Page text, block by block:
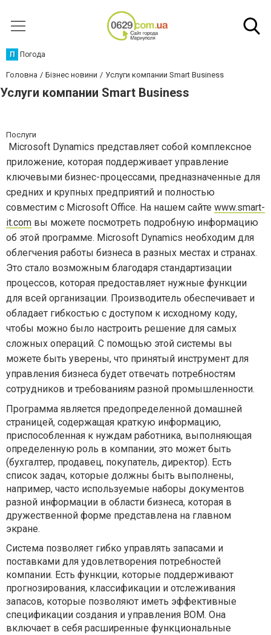
П Погода
Головна Бізнес новини Услуги компании Smart Business
Услуги компании Smart Business
Послуги
Microsoft Dynamics представляет собой комплексное
приложение, которая поддерживает управление
ключевыми бизнес-процессами, предназначенные для
средних и крупных предприятий и полностью
совместим с Microsoft Office. На нашем сайте www.smart-
it.com вы можете посмотреть подробную информацию
об этой программе. Microsoft Dynamics необходим для
облегчения работы бизнеса в разных местах и странах.
Это стало возможным благодаря стандартизации
процессов, которая предоставляет нужные функции
для всей организации. Производитель обеспечивает и
обладает гибкостью с доступом к исходному коду,
чтобы можно было настроить решение для самых
сложных операций. С помощью этой системы вы
можете быть уверены, что принятый инструмент для
управления бизнеса будет отвечать потребностям
сотрудников и требованиям разной промышленности.
Программа является предопределенной домашней
страницей, содержащая краткую информацию,
приспособленная к нуждам работника, выполняющая
определенную роль в компании, это может быть
(бухгалтер, продавец, покупатель, директор). Есть
список задач, которые должны быть выполнены,
например, часто используемые наборы документов
разной информации в области бизнеса, которая в
дружественной форме представлена на главном
экране.
Система позволяет гибко управлять запасами и
поставками для удовлетворения потребностей
компании. Есть функции, которые поддерживают
прогнозирования, классификации и отслеживания
запасов, которые позволяют иметь эффективные
спецификации создания и управления BOM. Она
включает в себя расширенные функциональные